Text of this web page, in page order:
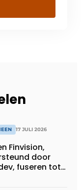
17 JULI 2026
Finvision,
door
fuseren tot